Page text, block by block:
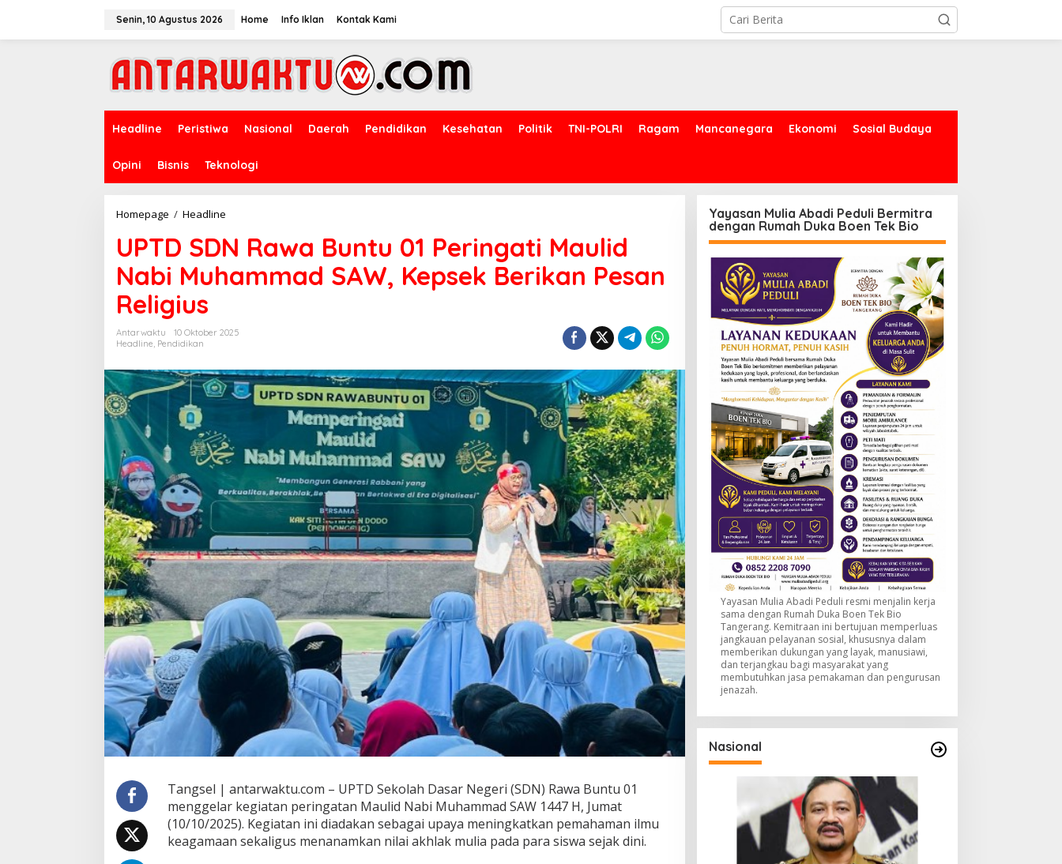
Senin, 10 Agustus 2026 Home Info Iklan Kontak Kami
Headline Peristiwa Nasional Daerah Pendidikan Kesehatan Politik TNI-POLRI Ragam Mancanegara Ekonomi Sosial Budaya
Opini Bisnis Teknologi
Homepage / Headline
Rawa
Buntu
01
Peringati
Muhammad
Berikan
Pesan
Religius
UPTD SDN Rawa Buntu 01 Peringati Maulid
Nabi Muhammad SAW, Kepsek Berikan Pesan
Religius
Antarwaktu
10 Oktober 2025
Headline, Pendidikan
Tangsel | antarwaktu.com – UPTD Sekolah Dasar Negeri (SDN) Rawa Buntu 01
menggelar kegiatan peringatan Maulid Nabi Muhammad SAW 1447 H, Jumat
(10/10/2025). Kegiatan ini diadakan sebagai upaya meningkatkan pemahaman ilmu
keagamaan sekaligus menanamkan nilai akhlak mulia pada para siswa sejak dini.
Yayasan Mulia Abadi Peduli Bermitra
dengan Rumah Duka Boen Tek Bio
Yayasan Mulia Abadi Peduli resmi menjalin kerja
sama dengan Rumah Duka Boen Tek Bio
Tangerang. Kemitraan ini bertujuan memperluas
jangkauan pelayanan sosial, khususnya dalam
memberikan dukungan yang layak, manusiawi,
dan terjangkau bagi masyarakat yang
membutuhkan jasa pemakaman dan pengurusan
jenazah.
Nasional